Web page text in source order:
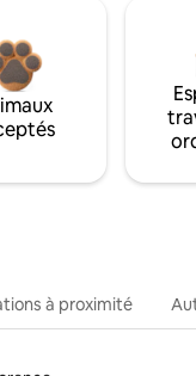
à proximité